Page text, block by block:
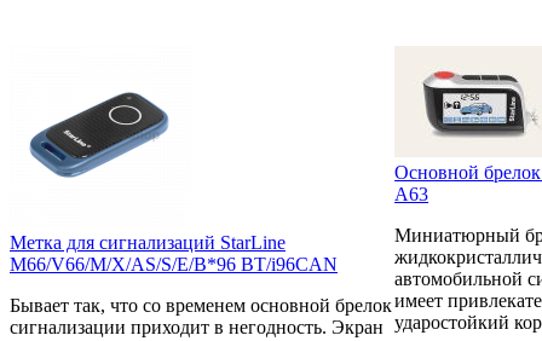
Метка для сигнализаций StarLine
M66/V66/M/X/AS/S/E/B*96 BT/i96CAN
Бывает так, что со временем основной брелок
сигнализации приходит в негодность. Экран
Основной
A63
Миниатюрный
автомобильной
имеет
ударостойкий